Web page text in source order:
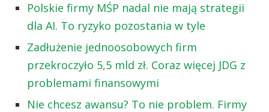
Polskie firmy MŚP nadal nie mają strategii
dla AI. To ryzyko pozostania w tyle
Zadłużenie jednoosobowych firm
przekroczyło 5,5 mld zł. Coraz więcej JDG z
problemami finansowymi
Nie chcesz awansu? To nie problem. Firmy